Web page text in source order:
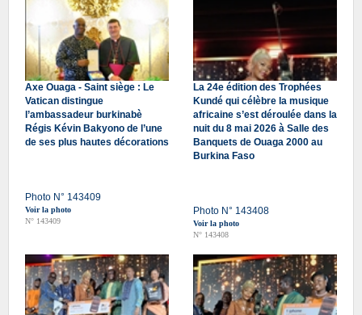
Axe Ouaga - Saint siège : Le
Vatican distingue
l’ambassadeur burkinabè
Régis Kévin Bakyono de l’une
de ses plus hautes décorations
Photo N° 143409
Voir la photo
N° 143409
La 24e édition des Trophées
Kundé qui célèbre la musique
africaine s’est déroulée dans la
nuit du 8 mai 2026 à Salle des
Banquets de Ouaga 2000 au
Burkina Faso
Photo N° 143408
Voir la photo
N° 143408